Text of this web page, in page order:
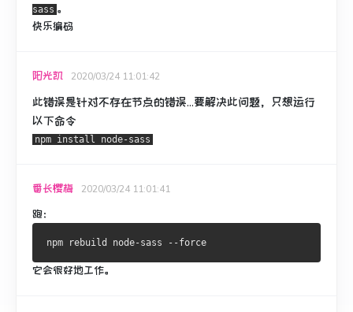
sass 。
快乐编码
阳光凯 2020/03/24 11:01:42
此错误是针对不存在节点的错误...要解决此问题，只想运行
以下命令
npm install node-sass
番长樱梅 2020/03/24 11:01:41
跑：
它会很好地工作。